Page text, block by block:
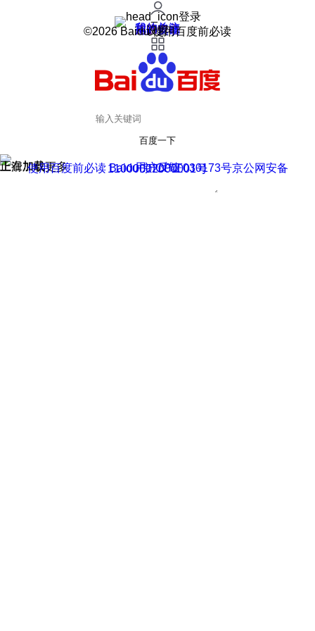
登录
我的关注
我的收藏
皮肤中心
用户反馈
设置
©2026 Baidu 使用百度前必读
百度一下
正在加载
上滑加载更多 用户反馈
使用百度前必读 Baidu 京ICP证030173号
京公网安备11000002000001号